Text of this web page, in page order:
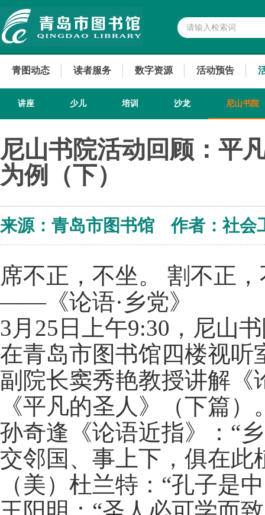
青图动态 读者服务 数字资源 活动预告
讲座 少儿 培训 沙龙 尼山书院
尼山书院活动回顾：平
为例（下）
来源：青岛市图书馆 作者：社会
席不正，不坐。 割不正
——《论语·乡党》
3月25日上午9:30，尼山
在青岛市图书馆四楼视听
副院长窦秀艳教授讲解《
《平凡的圣人》（下篇）
孙奇逢《论语近指》：“
交邻国、事上下，俱在此
（美）杜兰特：“孔子是